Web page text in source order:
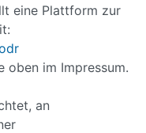
eine Plattform zur
oben im Impressum.
an